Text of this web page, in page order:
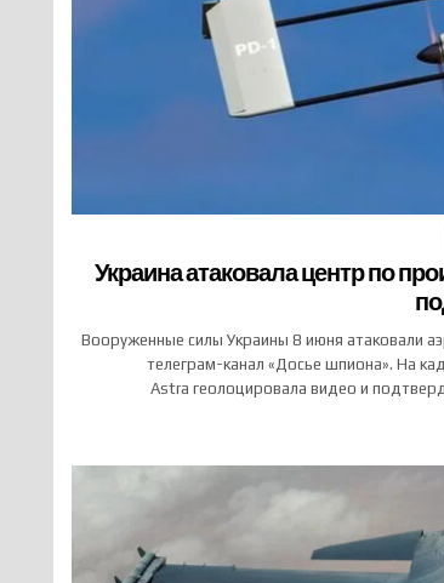
Украина атаковала центр по
Вооруженные силы Украины 8 июня атаковали
телеграм-канал «Досье шпиона». На
Astra геолоцировала видео и